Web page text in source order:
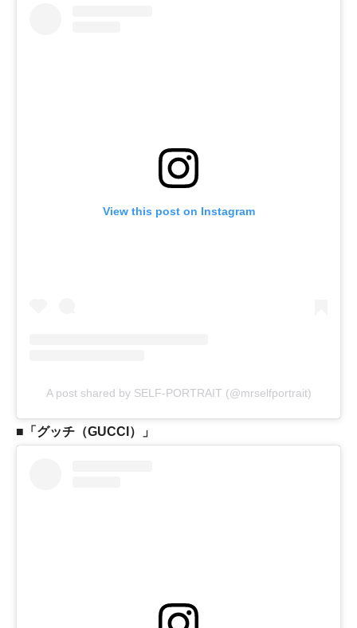
View this post on Instagram
A post shared by SELF-PORTRAIT (@mrselfportrait)
■「グッチ（GUCCI）」